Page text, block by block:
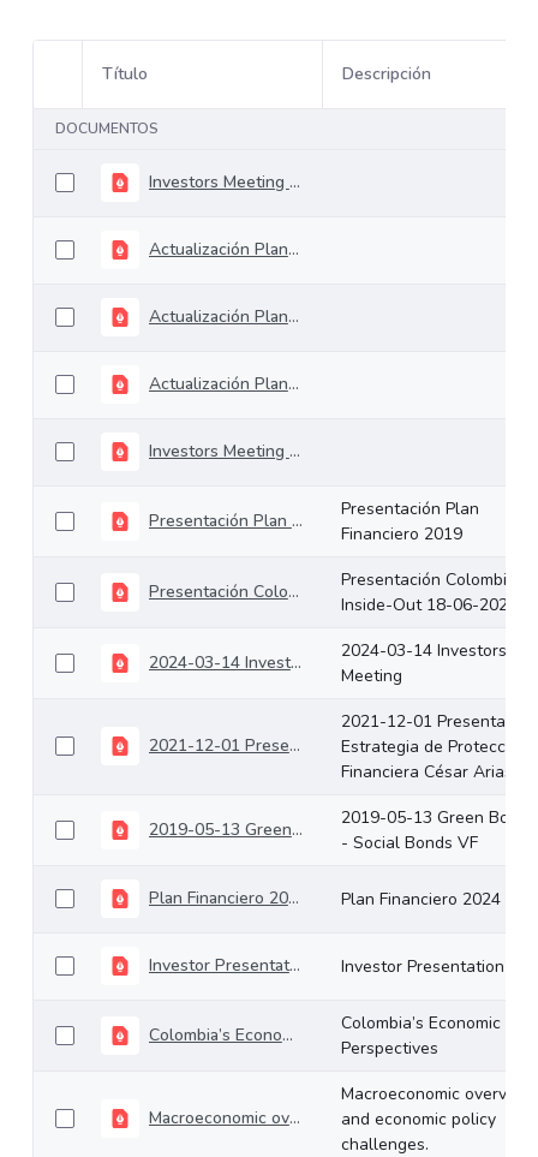
Selección del elemento
Título Descripción
DOCUMENTOS
Investors Meeting Financial Plan Update 12.02.2025
Actualización Plan Financiero 2023
Actualización Plan Financiero 2024
Actualización Plan Financiero 2025
Investors Meeting ministro IRC 18.12.2024
Presentación Plan Financiero 2019
Presentación Plan
Financiero 2019
Presentación Colombia Inside-Out 18-06-2020
Presentación Colombia
Inside-Out 18-06-2020
2024-03-14 Investors Meeting
2024-03-14 Investors
Meeting
2021-12-01 Presentación Estrategia de Protección Financiera César Arias
2021-12-01 Presentación
Estrategia de Protección
Financiera César Arias
2019-05-13 Green Bonds - Social Bonds VF
2019-05-13 Green Bonds
- Social Bonds VF
Plan Financiero 2024 Plan Financiero 2024
Investor Presentation Investor Presentation
Colombia’s Economic Perspectives
Colombia’s Economic
Perspectives
Macroeconomic overview and economic policy challenges.
Macroeconomic overview
and economic policy
challenges.